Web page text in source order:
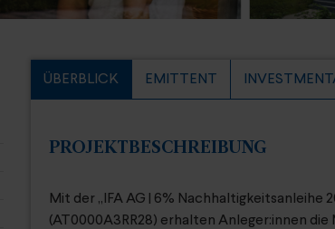
ÜBERBLICK EMITTENT
PROJEKTBESCHREIBUNG
Mit der „IFA AG | 6% Nachhaltigkeitsanleihe
(AT0000A3RR28) erhalten Anleger:innen die